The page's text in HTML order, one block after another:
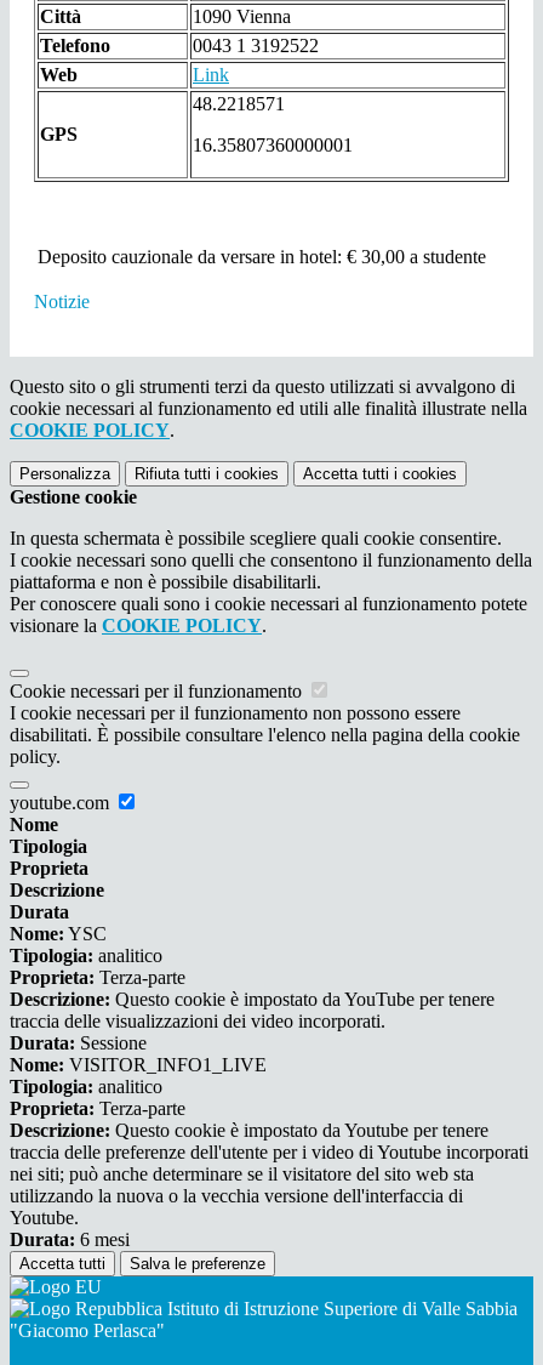
Città
1090 Vienna
Telefono
0043 1 3192522
Web
Link
GPS
48.2218571
16.35807360000001
Deposito cauzionale da versare in hotel: € 30,00 a studente
Notizie
Questo sito o gli strumenti terzi da questo utilizzati si avvalgono di
cookie necessari al funzionamento ed utili alle finalità illustrate nella
COOKIE POLICY.
Personalizza Rifiuta tutti i cookies Accetta tutti i cookies
Gestione cookie
In questa schermata è possibile scegliere quali cookie consentire.
I cookie necessari sono quelli che consentono il funzionamento della
piattaforma e non è possibile disabilitarli.
Per conoscere quali sono i cookie necessari al funzionamento potete
visionare la COOKIE POLICY.
Cookie necessari per il funzionamento
I cookie necessari per il funzionamento non possono essere
disabilitati. È possibile consultare l'elenco nella pagina della cookie
policy.
youtube.com
Nome
Tipologia
Proprieta
Descrizione
Durata
Nome: YSC
Tipologia: analitico
Proprieta: Terza-parte
Descrizione: Questo cookie è impostato da YouTube per tenere
traccia delle visualizzazioni dei video incorporati.
Durata: Sessione
Nome: VISITOR_INFO1_LIVE
Tipologia: analitico
Proprieta: Terza-parte
Descrizione: Questo cookie è impostato da Youtube per tenere
traccia delle preferenze dell'utente per i video di Youtube incorporati
nei siti; può anche determinare se il visitatore del sito web sta
utilizzando la nuova o la vecchia versione dell'interfaccia di
Youtube.
Durata: 6 mesi
Accetta tutti Salva le preferenze
Istituto di Istruzione Superiore di Valle Sabbia
"Giacomo Perlasca"